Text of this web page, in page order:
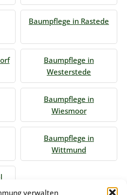
verwalten
Baumpflege in Rastede
Baumpflege in
Westerstede
Baumpflege in
Wiesmoor
Baumpflege in
Wittmund